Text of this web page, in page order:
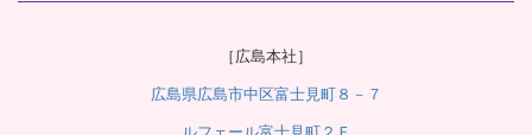
［広島本社］
広島県広島市中区富士見町８－７